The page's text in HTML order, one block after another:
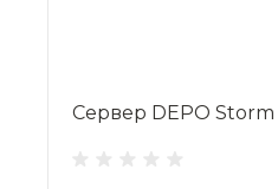
Сервер DEPO Storm